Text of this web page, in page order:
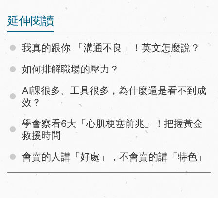
延伸閱讀
我真的跟你 「溝通不良」！英文怎麼說？
如何排解職場的壓力？
AI課很多、工具很多，為什麼還是看不到成
效？
學會察看6大「心肌梗塞前兆」！把握黃金
救援時間
會賣的人講「好處」，不會賣的講「特色」